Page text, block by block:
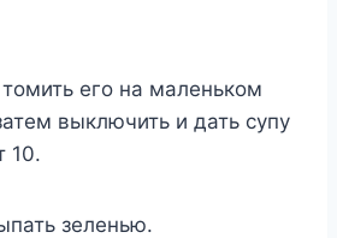
томить его на маленьком
выключить и дать супу
10.
зеленью.